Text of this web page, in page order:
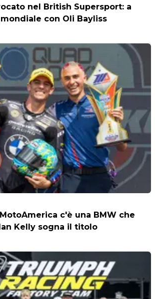
nel British Supersport: a
con Oli Bayliss
c'è una BMW che
Kelly sogna il titolo